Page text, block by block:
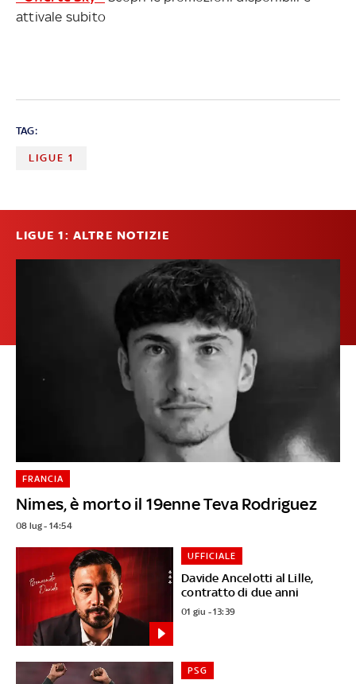
attivale subito
TAG:
LIGUE 1
LIGUE 1: ALTRE NOTIZIE
Nimes, è morto il 19enne Teva Rodriguez
FRANCIA
08 lug - 14:54
Davide Ancelotti al Lille,
contratto di due anni
UFFICIALE
01 giu - 13:39
PSG